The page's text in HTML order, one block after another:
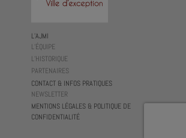
L’AJMI
L’ÉQUIPE
L’HISTORIQUE
PARTENAIRES
CONTACT & INFOS PRATIQUES
NEWSLETTER
MENTIONS LÉGALES & POLITIQUE DE
CONFIDENTIALITÉ